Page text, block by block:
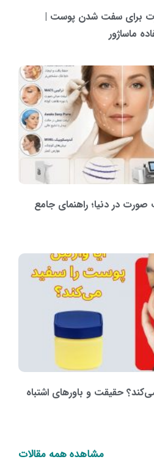
برای سفت شدن پوست |
ماساژور
در دنیا؛ راهنمای جامع
حقیقت و باورهای اشتباه
مشاهده همه مقالات